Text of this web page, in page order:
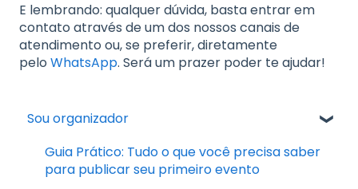
E lembrando: qualquer dúvida, basta entrar em
contato através de um dos nossos canais de
atendimento ou, se preferir, diretamente
pelo WhatsApp. Será um prazer poder te ajudar!
Sou organizador
Guia Prático: Tudo o que você precisa saber
para publicar seu primeiro evento